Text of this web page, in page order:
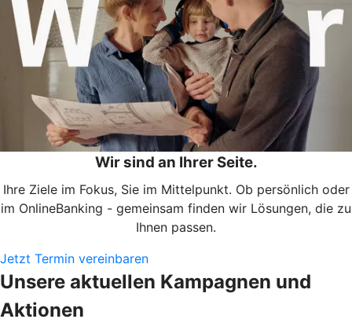
Wir sind an Ihrer Seite.
Ihre Ziele im Fokus, Sie im Mittelpunkt. Ob persönlich oder
im OnlineBanking - gemeinsam finden wir Lösungen, die zu
Ihnen passen.
Jetzt Termin vereinbaren
Unsere aktuellen Kampagnen und
Aktionen